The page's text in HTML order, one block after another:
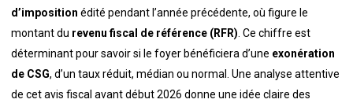
d’imposition édité pendant l’année précédente, où figure le
montant du revenu fiscal de référence (RFR) . Ce chiffre est
déterminant pour savoir si le foyer bénéficiera d’une exonération
de CSG, d’un taux réduit, médian ou normal. Une analyse attentive
de cet avis fiscal avant début 2026 donne une idée claire des